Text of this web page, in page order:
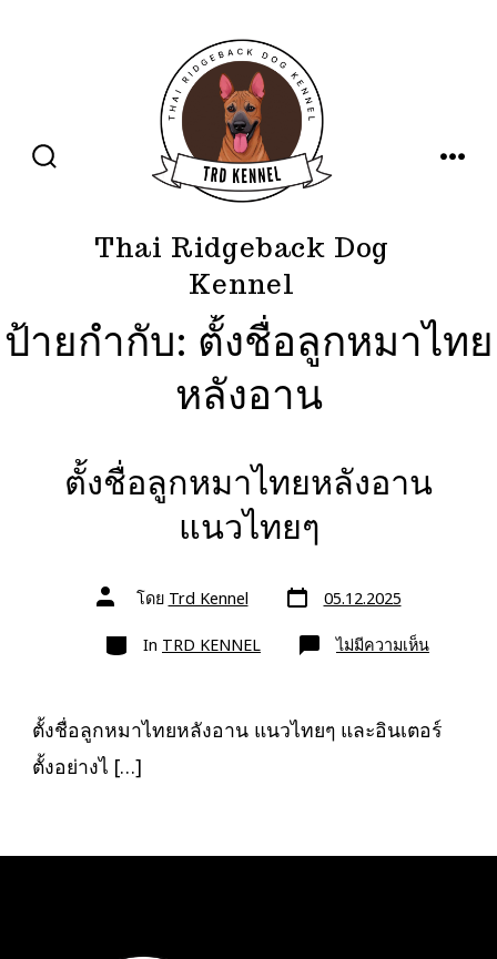
Thai Ridgeback Dog
Kennel
ป้ายกำกับ: ตั้งชื่อลูกหมาไทย
หลังอาน
ตั้งชื่อลูกหมาไทยหลังอาน
แนวไทยๆ
ผู้
เขียน โดย Trd Kennel วัน
ที่
เรื่อง
05.12.2025
หมวด
In TRD KENNEL ไม่มีความเห็นบน
ตั้ง
ไทย
หลัง
ตั้งชื่อลูกหมาไทยหลังอาน แนวไทยๆ และอินเตอร์
ตั้งอย่างไ […]